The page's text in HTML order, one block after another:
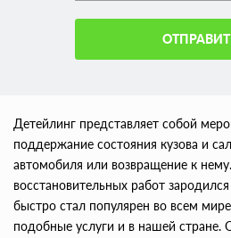
Детейлинг представляет собой
поддержание состояния кузова и
автомобиля или возвращение к
восстановительных работ
быстро стал популярен во всем
подобные услуги и в нашей стране.